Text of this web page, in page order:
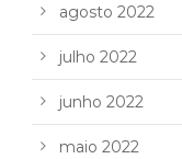
agosto 2022
julho 2022
junho 2022
maio 2022